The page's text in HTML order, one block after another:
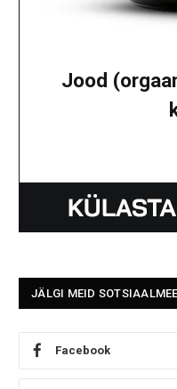
Jood
JÄLGI MEID
Facebook